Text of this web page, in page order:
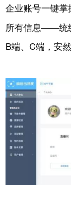
企业账号一键
所有信息——统
B端、C端，安